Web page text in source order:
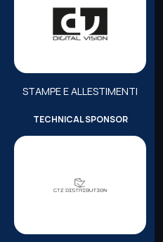
STAMPE E ALLESTIMENTI
TECHNICAL SPONSOR